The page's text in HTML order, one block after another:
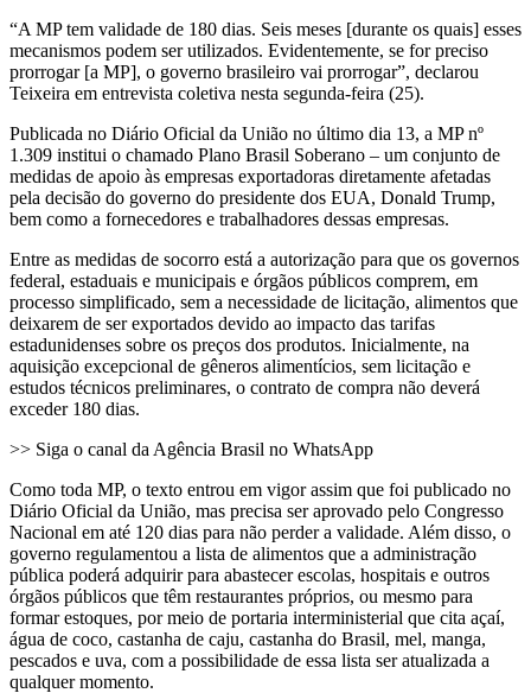
“A MP tem validade de 180 dias. Seis meses [durante os quais] esses
mecanismos podem ser utilizados. Evidentemente, se for preciso
prorrogar [a MP], o governo brasileiro vai prorrogar”, declarou
Teixeira em entrevista coletiva nesta segunda-feira (25).
Publicada no Diário Oficial da União no último dia 13, a MP nº
1.309 institui o chamado Plano Brasil Soberano – um conjunto de
medidas de apoio às empresas exportadoras diretamente afetadas
pela decisão do governo do presidente dos EUA, Donald Trump,
bem como a fornecedores e trabalhadores dessas empresas.
Entre as medidas de socorro está a autorização para que os governos
federal, estaduais e municipais e órgãos públicos comprem, em
processo simplificado, sem a necessidade de licitação, alimentos que
deixarem de ser exportados devido ao impacto das tarifas
estadunidenses sobre os preços dos produtos. Inicialmente, na
aquisição excepcional de gêneros alimentícios, sem licitação e
estudos técnicos preliminares, o contrato de compra não deverá
exceder 180 dias.
>> Siga o canal da Agência Brasil no WhatsApp
Como toda MP, o texto entrou em vigor assim que foi publicado no
Diário Oficial da União, mas precisa ser aprovado pelo Congresso
Nacional em até 120 dias para não perder a validade. Além disso, o
governo regulamentou a lista de alimentos que a administração
pública poderá adquirir para abastecer escolas, hospitais e outros
órgãos públicos que têm restaurantes próprios, ou mesmo para
formar estoques, por meio de portaria interministerial que cita açaí,
água de coco, castanha de caju, castanha do Brasil, mel, manga,
pescados e uva, com a possibilidade de essa lista ser atualizada a
qualquer momento.